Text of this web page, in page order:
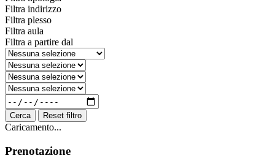
Filtra indirizzo
Filtra plesso
Filtra aula
Filtra a partire dal
Cerca Reset filtro
Caricamento...
Prenotazione